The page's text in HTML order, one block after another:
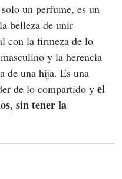
un perfume, es un
belleza de unir
con la firmeza de lo
y la herencia
de una hija. Es una
de lo compartido y el
sin tener la